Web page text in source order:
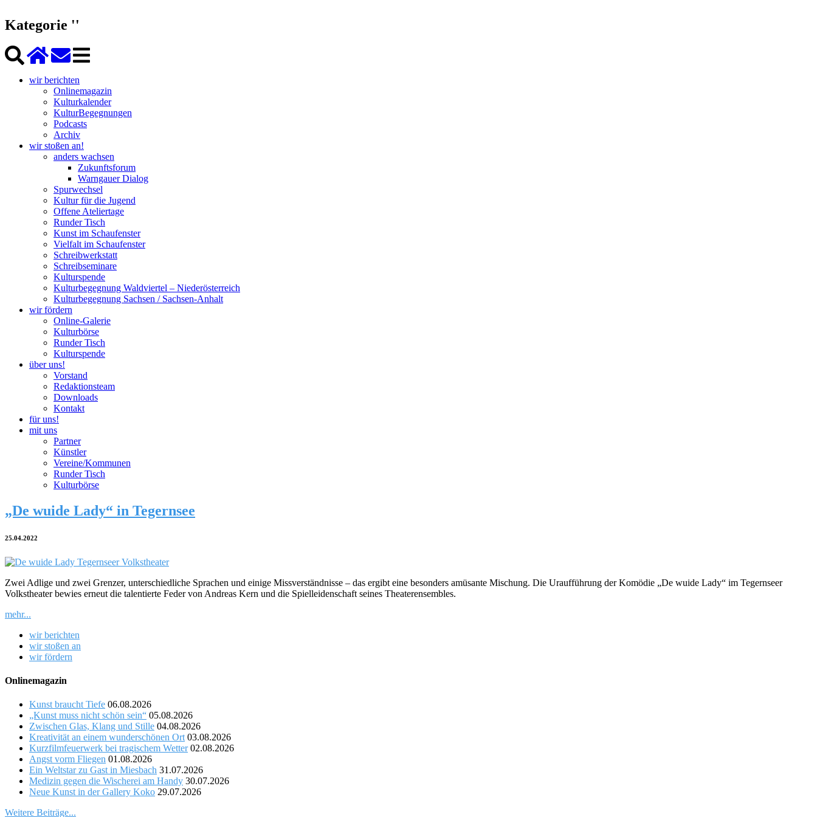
Kategorie ''
wir berichten
Onlinemagazin
Kulturkalender
KulturBegegnungen
Podcasts
Archiv
wir stoßen an!
anders wachsen
Zukunftsforum
Warngauer Dialog
Spurwechsel
Kultur für die Jugend
Offene Ateliertage
Runder Tisch
Kunst im Schaufenster
Vielfalt im Schaufenster
Schreibwerkstatt
Schreibseminare
Kulturspende
Kulturbegegnung Waldviertel – Niederösterreich
Kulturbegegnung Sachsen / Sachsen-Anhalt
wir fördern
Online-Galerie
Kulturbörse
Runder Tisch
Kulturspende
über uns!
Vorstand
Redaktionsteam
Downloads
Kontakt
für uns!
mit uns
Partner
Künstler
Vereine/Kommunen
Runder Tisch
Kulturbörse
„De wuide Lady“ in Tegernsee
25.04.2022
Zwei Adlige und zwei Grenzer, unterschiedliche Sprachen und einige Missverständnisse – das ergibt eine besonders amüsante Mischung. Die Uraufführung der Komödie „De wuide Lady“ im Tegernseer
Volkstheater bewies erneut die talentierte Feder von Andreas Kern und die Spielleidenschaft seines Theaterensembles.
mehr...
wir berichten
wir stoßen an
wir fördern
Onlinemagazin
Kunst braucht Tiefe 06.08.2026
„Kunst muss nicht schön sein“ 05.08.2026
Zwischen Glas, Klang und Stille 04.08.2026
Kreativität an einem wunderschönen Ort 03.08.2026
Kurzfilmfeuerwerk bei tragischem Wetter 02.08.2026
Angst vorm Fliegen 01.08.2026
Ein Weltstar zu Gast in Miesbach 31.07.2026
Medizin gegen die Wischerei am Handy 30.07.2026
Neue Kunst in der Gallery Koko 29.07.2026
Weitere Beiträge...